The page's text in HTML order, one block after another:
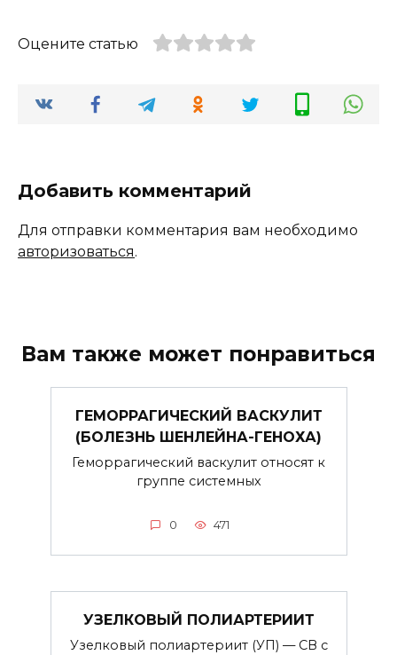
Оцените статью
Добавить комментарий
Для отправки комментария вам необходимо
авторизоваться.
Вам также может понравиться
ГЕМОРРАГИЧЕСКИЙ ВАСКУЛИТ
(БОЛЕЗНЬ ШЕНЛЕЙНА-ГЕНОХА)
Геморрагический васкулит относят к
группе системных
0 471
УЗЕЛКОВЫЙ ПОЛИАРТЕРИИТ
Узелковый полиартериит (УП) — СВ с